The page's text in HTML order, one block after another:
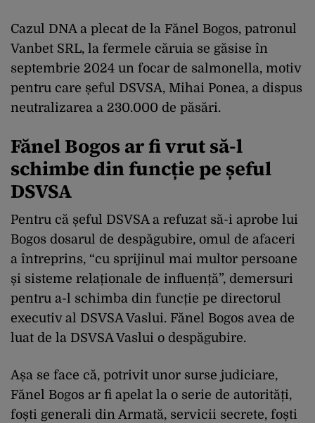
Cazul DNA a plecat de la Fănel Bogos, patronul
Vanbet SRL, la fermele căruia se găsise în
septembrie 2024 un focar de salmonella, motiv
pentru care șeful DSVSA, Mihai Ponea, a dispus
neutralizarea a 230.000 de păsări.
Fănel Bogos ar fi vrut să-l
schimbe din funcție pe șeful
DSVSA
Pentru că șeful DSVSA a refuzat să-i aprobe lui
Bogos dosarul de despăgubire, omul de afaceri
a întreprins, “cu sprijinul mai multor persoane
și sisteme relaționale de influență”, demersuri
pentru a-l schimba din funcție pe directorul
executiv al DSVSA Vaslui. Fănel Bogos avea de
luat de la DSVSA Vaslui o despăgubire.
Așa se face că, potrivit unor surse judiciare,
Fănel Bogos ar fi apelat la o serie de autorități,
foști generali din Armată, servicii secrete, foști